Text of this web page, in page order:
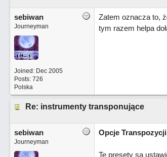
sebiwan
Journeyman
Joined: Dec 2005
Posts: 726
Polska
Zatem oznacza to,
tym razem helpa
Re: instrumenty transponujące
sebiwan
Journeyman
Opcje Transpozycji
Te presety są